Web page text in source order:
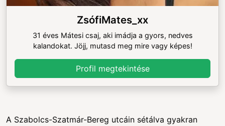
ZsófiMates_xx
31 éves Mátesi csaj, aki imádja a gyors, nedves
kalandokat. Jöjj, mutasd meg mire vagy képes!
Profil megtekintése
A Szabolcs-Szatmár-Bereg utcáin sétálva gyakran